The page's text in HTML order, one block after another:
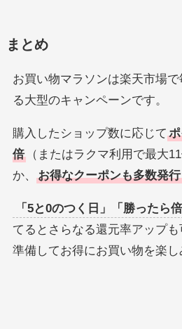
まとめ
お買い物マラソンは楽天市場
る大型のキャンペーンです。
購入したショップ数に応じて
倍（またはラクマ利用で最大
か、
お得なクーポンも多数発行
「5と0のつく日」「勝ったら倍
てるとさらなる還元率アップ
準備してお得にお買い物を楽し